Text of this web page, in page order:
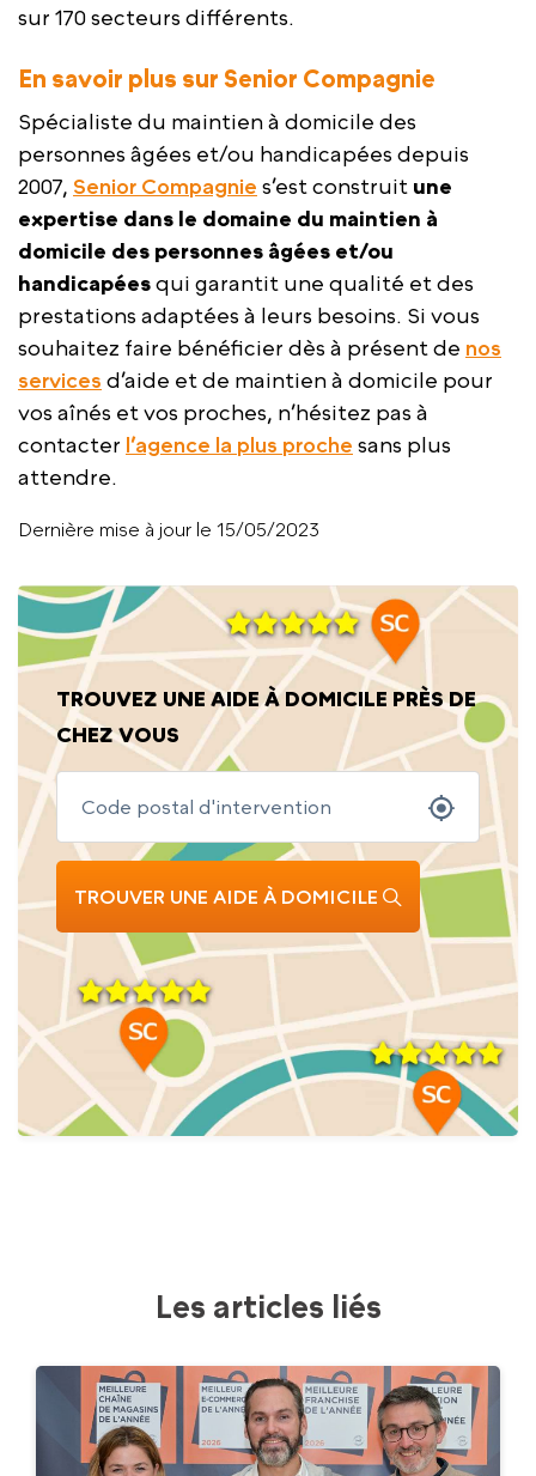
sur 170 secteurs différents.
En savoir plus sur Senior Compagnie
Spécialiste du maintien à domicile des
personnes âgées et/ou handicapées depuis
2007, Senior Compagnie s’est construit une
expertise dans le domaine du maintien à
domicile des personnes âgées et/ou
handicapéesqui garantit une qualité et des
prestations adaptées à leurs besoins. Si vous
souhaitez faire bénéficier dès à présent de nos
services d’aide et de maintien à domicile pour
vos aînés et vos proches, n’hésitez pas à
contacter l’agence la plus proche sans plus
attendre.
Dernière mise à jour le 15/05/2023
TROUVEZ UNE AIDE À DOMICILE PRÈS DE
CHEZ VOUS
TROUVER UNE AIDE À DOMICILE
Les articles liés